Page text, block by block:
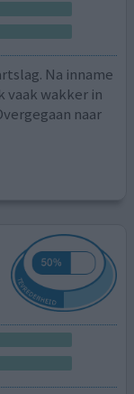
Na inname
vaak wakker in
naar